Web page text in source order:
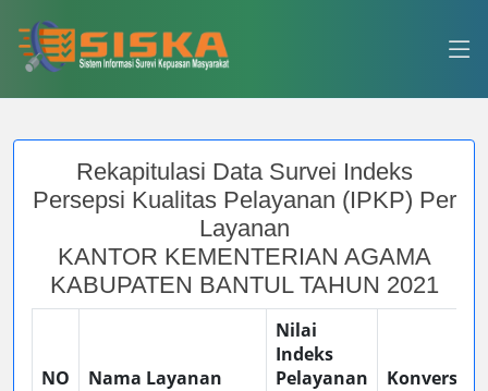
Rekapitulasi Data Survei Indeks
Persepsi Kualitas Pelayanan (IPKP) Per
Layanan
KANTOR KEMENTERIAN AGAMA
KABUPATEN BANTUL TAHUN 2021
NO Nama Layanan
Nilai
Indeks
Pelayanan
Konversi